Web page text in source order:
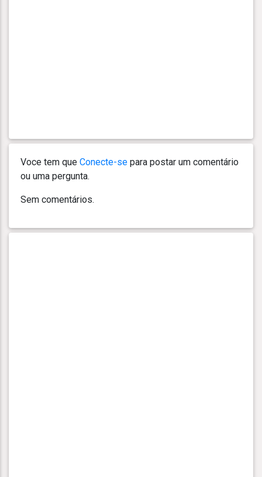
Voce tem que Conecte-se para postar um comentário
ou uma pergunta.
Sem comentários.